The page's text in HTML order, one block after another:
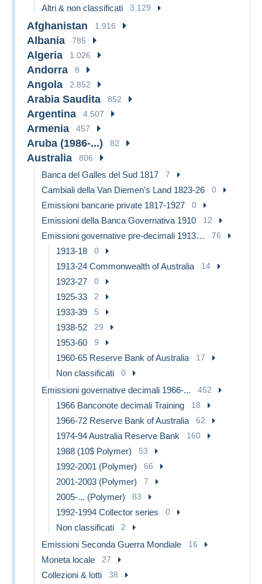
Altri & non classificati 3.129
Afghanistan 1.916
Albania 785
Algeria 1.026
Andorra 8
Angola 2.852
Arabia Saudita 852
Argentina 4.507
Armenia 457
Aruba (1986-...) 82
Australia 806
Banca del Galles del Sud 1817 7
Cambiali della Van Diemen's Land 1823-26 0
Emissioni bancarie private 1817-1927 0
Emissioni della Banca Governativa 1910 12
Emissioni governative pre-decimali 1913-1965 76
1913-18 0
1913-24 Commonwealth of Australia 14
1923-27 0
1925-33 2
1933-39 5
1938-52 29
1953-60 9
1960-65 Reserve Bank of Australia 17
Non classificati 0
Emissioni governative decimali 1966-... 452
1966 Banconote decimali Training 18
1966-72 Reserve Bank of Australia 62
1974-94 Australia Reserve Bank 160
1988 (10$ Polymer) 53
1992-2001 (Polymer) 66
2001-2003 (Polymer) 7
2005-... (Polymer) 83
1992-1994 Collector series 0
Non classificati 2
Emissioni Seconda Guerra Mondiale 16
Moneta locale 27
Collezioni & lotti 38